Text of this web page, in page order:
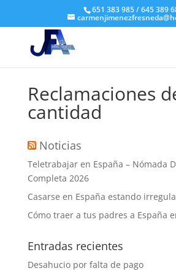
651 383 985 / 645 389
Reclamaciones
cantidad
Noticias
Teletrabajar en España – Nómada
Completa 2026
Casarse en España estando
Cómo traer a tus padres a España
Entradas recientes
Desahucio por falta de pago